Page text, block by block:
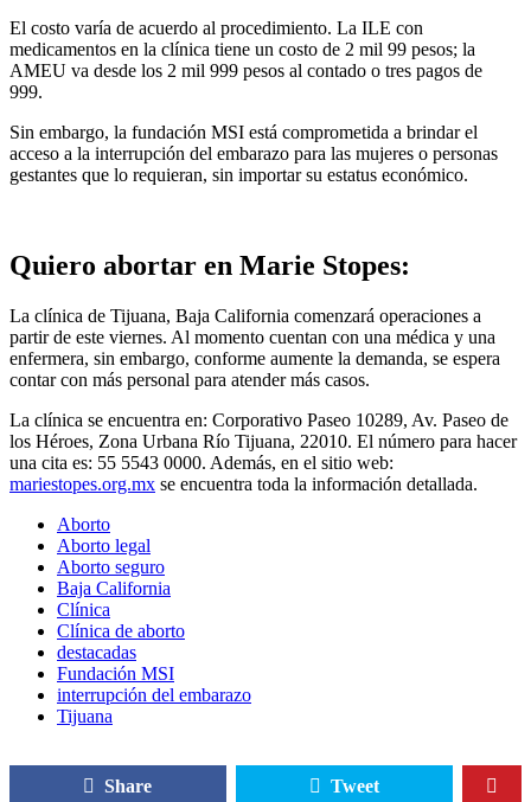
El costo varía de acuerdo al procedimiento. La ILE con
medicamentos en la clínica tiene un costo de 2 mil 99 pesos; la
AMEU va desde los 2 mil 999 pesos al contado o tres pagos de
999.
Sin embargo, la fundación MSI está comprometida a brindar el
acceso a la interrupción del embarazo para las mujeres o personas
gestantes que lo requieran, sin importar su estatus económico.
Quiero abortar en Marie Stopes:
La clínica de Tijuana, Baja California comenzará operaciones a
partir de este viernes. Al momento cuentan con una médica y una
enfermera, sin embargo, conforme aumente la demanda, se espera
contar con más personal para atender más casos.
La clínica se encuentra en: Corporativo Paseo 10289, Av. Paseo de
los Héroes, Zona Urbana Río Tijuana, 22010. El número para hacer
una cita es: 55 5543 0000. Además, en el sitio web:
mariestopes.org.mx se encuentra toda la información detallada.
Aborto
Aborto legal
Aborto seguro
Baja California
Clínica
Clínica de aborto
destacadas
Fundación MSI
interrupción del embarazo
Tijuana
Share Tweet